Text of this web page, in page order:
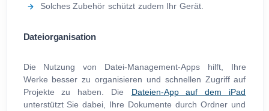
Solches Zubehör schützt zudem Ihr Gerät.
Dateiorganisation
Die Nutzung von Datei-Management-Apps hilft, Ihre
Werke besser zu organisieren und schnellen Zugriff auf
Projekte zu haben. Die Dateien-App auf dem iPad
unterstützt Sie dabei, Ihre Dokumente durch Ordner und